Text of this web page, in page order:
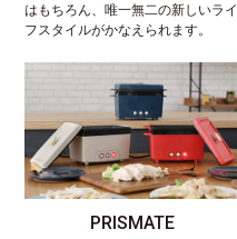
はもちろん、唯一無二の新しいライ
フスタイルがかなえられます。
PRISMATE